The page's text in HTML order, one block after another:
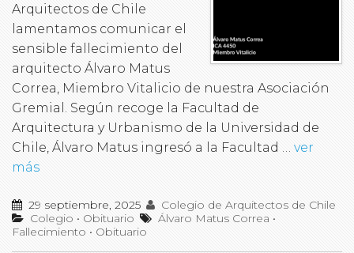
Arquitectos de Chile
lamentamos comunicar el
sensible fallecimiento del
arquitecto Álvaro Matus
Correa, Miembro Vitalicio de nuestra Asociación
Gremial. Según recoge la Facultad de
Arquitectura y Urbanismo de la Universidad de
Chile, Álvaro Matus ingresó a la Facultad … ver
más
29 septiembre, 2025
Colegio de Arquitectos de Chile
Colegio • Obituario Álvaro Matus Correa •
Fallecimiento • Obituario